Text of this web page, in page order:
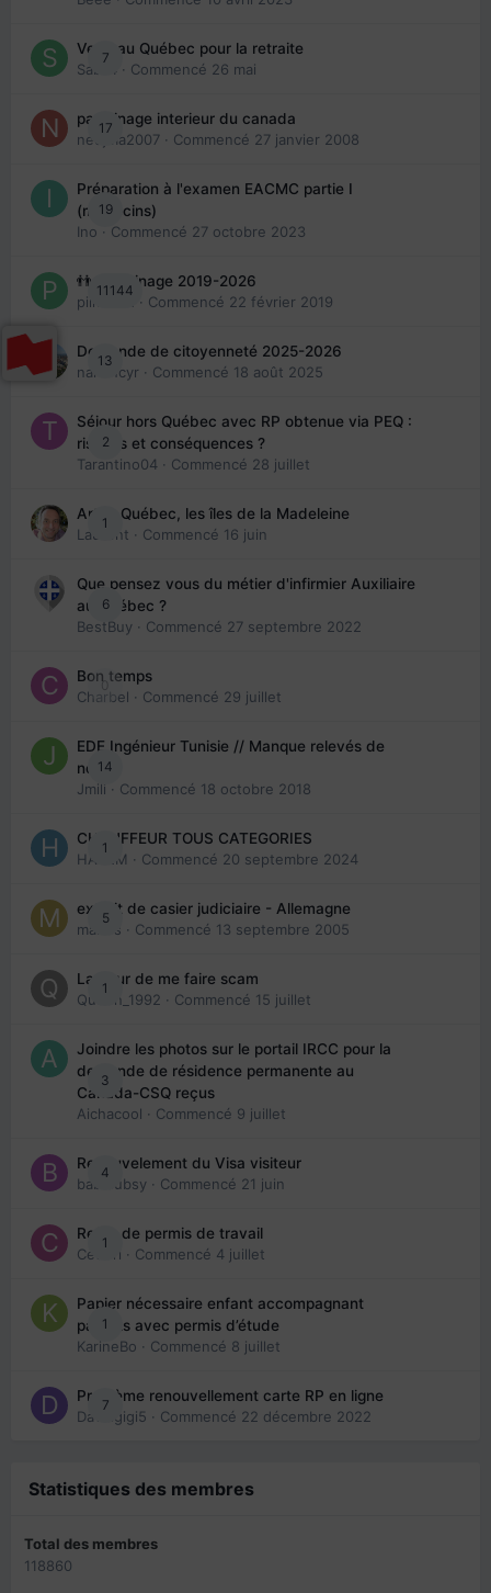
7
Venir au Québec pour la retraite
Sab74
· Commencé 26 mai
17
parrainage interieur du canada
nedjma2007 · Commencé 27 janvier 2008
19
Préparation à l'examen EACMC partie I
(médecins)
Ino · Commencé 27 octobre 2023
11144
👬 Parrainage 2019-2026
piinoush
· Commencé 22 février 2019
13
Demande de citoyenneté 2025-2026
nanancyr · Commencé 18 août 2025
2
Séjour hors Québec avec RP obtenue via PEQ :
risques et conséquences ?
Tarantino04 · Commencé 28 juillet
1
Arte : Québec, les îles de la Madeleine
Laurent · Commencé 16 juin
6
Que pensez vous du métier d'infirmier Auxiliaire
au Québec ?
BestBuy · Commencé 27 septembre 2022
0
Bon temps
Charbel · Commencé 29 juillet
14
EDE Ingénieur Tunisie // Manque relevés de
note
Jmili · Commencé 18 octobre 2018
1
CHAUFFEUR TOUS CATEGORIES
HAZEM · Commencé 20 septembre 2024
5
extrait de casier judiciaire - Allemagne
maries · Commencé 13 septembre 2005
1
La peur de me faire scam
Queen_1992 · Commencé 15 juillet
3
Joindre les photos sur le portail IRCC pour la
demande de résidence permanente au
Canada-CSQ reçus
Aichacool · Commencé 9 juillet
4
Renouvelement du Visa visiteur
babibubsy · Commencé 21 juin
1
Refus de permis de travail
Cedbri · Commencé 4 juillet
1
Papier nécessaire enfant accompagnant
parents avec permis d’étude
KarineBo · Commencé 8 juillet
7
Problème renouvellement carte RP en ligne
Davidgigi5 · Commencé 22 décembre 2022
Statistiques des membres
Total des membres
118860